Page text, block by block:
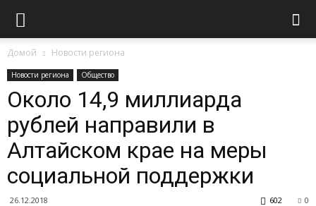
Домой Новости региона
Новости региона Общество
Около 14,9 миллиарда
рублей направили в
Алтайском крае на меры
социальной поддержки
26.12.2018 0
602